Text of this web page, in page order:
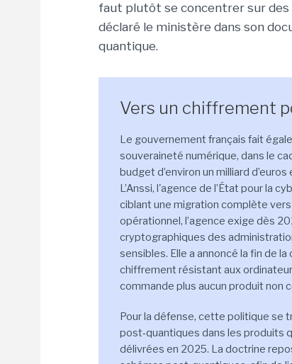
faut plutôt se concentrer sur des
déclaré le ministère dans son
quantique.
Vers un chiffrement
Le gouvernement français fait
souveraineté numérique, dans le
budget d’environ un milliard
L’Anssi, l'agence de l’État pour la
ciblant une migration complète
opérationnel, l’agence exige dès
cryptographiques des
sensibles. Elle a annoncé la fin de
chiffrement résistant aux
commande plus aucun produit non
Pour la défense, cette politique se
post‑quantiques dans les produits
délivrées en 2025. La doctrine